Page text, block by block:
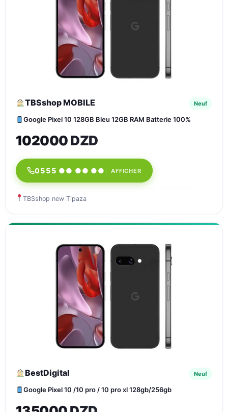
TBSshop MOBILE Neuf
Google Pixel 10 128GB Bleu 12GB RAM Batterie 100%
102000 DZD
0555 ●● ●● ●● AFFICHER
TBSshop new Tipaza
BestDigital Neuf
Google Pixel 10 /10 pro / 10 pro xl 128gb/256gb